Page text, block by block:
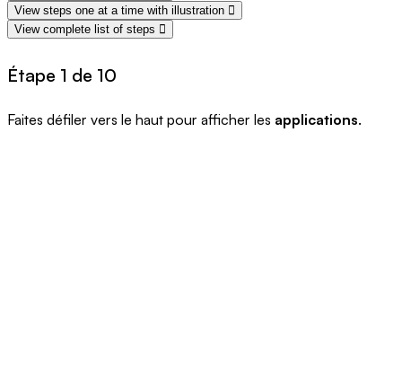
View steps one at a time with illustration
View complete list of steps
Étape 1 de 10
Faites défiler vers le haut pour afficher les applications.